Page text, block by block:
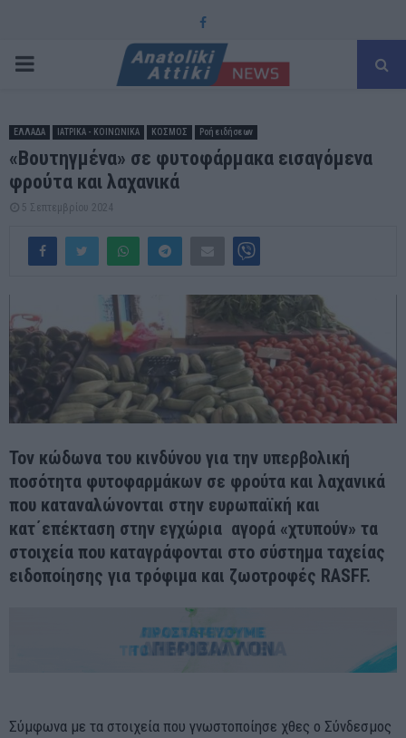
Facebook
PRIMARY
ΕΛΛΑΔΑ ΙΑΤΡΙΚΑ - ΚΟΙΝΩΝΙΚΑ ΚΟΣΜΟΣ Ροή ειδήσεων
«Βουτηγμένα» σε φυτοφάρμακα εισαγόμενα
φρούτα και λαχανικά
5 Σεπτεμβρίου 2024
Τον κώδωνα του κινδύνου για την υπερβολική
ποσότητα φυτοφαρμάκων σε φρούτα και λαχανικά
που καταναλώνονται στην ευρωπαϊκή και
κατ΄επέκταση στην εγχώρια αγορά «χτυπούν» τα
στοιχεία που καταγράφονται στο σύστημα ταχείας
ειδοποίησης για τρόφιμα και ζωοτροφές RASFF.
Σύμφωνα με τα στοιχεία που γνωστοποίησε χθες ο Σύνδεσμος